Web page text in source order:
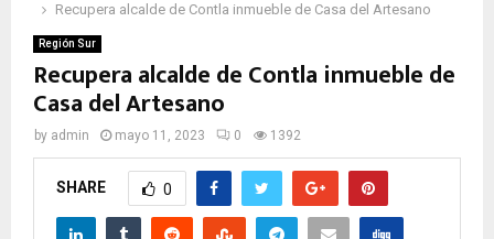
Recupera alcalde de Contla inmueble de Casa del Artesano
Región Sur
Recupera alcalde de Contla inmueble de
Casa del Artesano
by admin mayo 11, 2023 0 1392
SHARE 0